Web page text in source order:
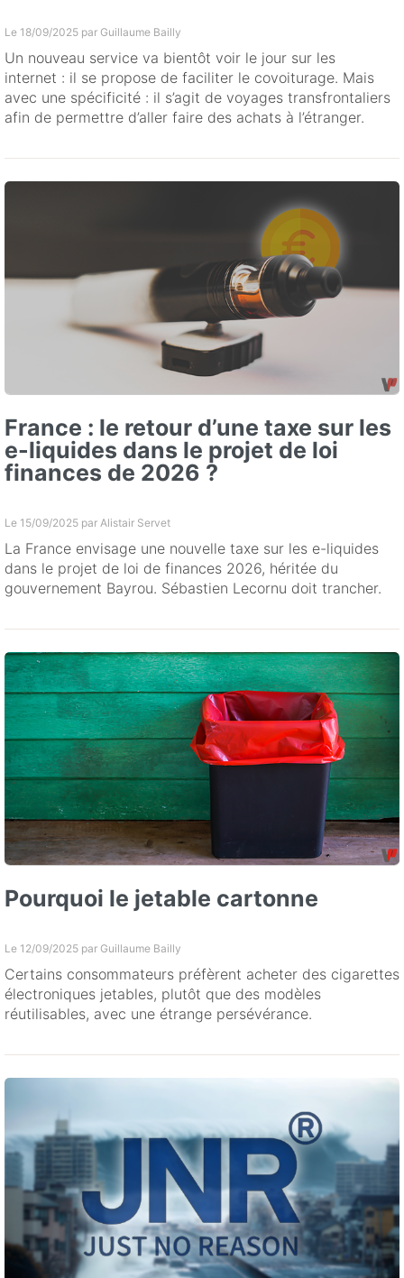
Le 18/09/2025 par Guillaume Bailly
Un nouveau service va bientôt voir le jour sur les
internet : il se propose de faciliter le covoiturage. Mais
avec une spécificité : il s’agit de voyages transfrontaliers
afin de permettre d’aller faire des achats à l’étranger.
France : le retour d’une taxe sur les
e-liquides dans le projet de loi
finances de 2026 ?
Le 15/09/2025 par Alistair Servet
La France envisage une nouvelle taxe sur les e-liquides
dans le projet de loi de finances 2026, héritée du
gouvernement Bayrou. Sébastien Lecornu doit trancher.
Pourquoi le jetable cartonne
Le 12/09/2025 par Guillaume Bailly
Certains consommateurs préfèrent acheter des cigarettes
électroniques jetables, plutôt que des modèles
réutilisables, avec une étrange persévérance.